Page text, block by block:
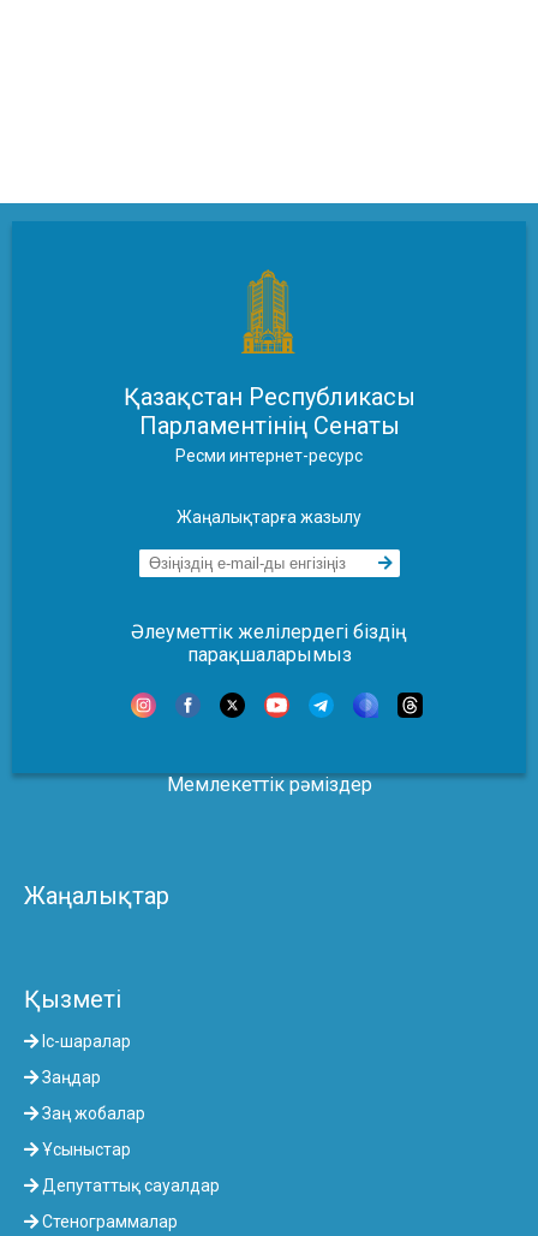
Қазақстан Республикасы
Парламентінің Сенаты
Ресми интернет-ресурс
Жаңалықтарға жазылу
Әлеуметтік желілердегі біздің
парақшаларымыз
Мемлекеттік рәміздер
Жаңалықтар
Қызметі
Іс-шаралар
Заңдар
Заң жобалар
Ұсыныстар
Депутаттық сауалдар
Стенограммалар